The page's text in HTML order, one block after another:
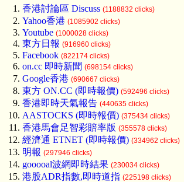
香港討論區 Discuss (1188832 clicks)
Yahoo香港 (1085902 clicks)
Youtube (1000028 clicks)
東方日報 (916960 clicks)
Facebook (822174 clicks)
on.cc 即時新聞 (698154 clicks)
Google香港 (690667 clicks)
東方 ON.CC (即時報價) (592496 clicks)
香港即時天氣報告 (440635 clicks)
AASTOCKS (即時報價) (375434 clicks)
香港馬會足智彩賠率版 (355578 clicks)
經濟通 ETNET (即時報價) (334962 clicks)
明報 (297946 clicks)
gooooal波網即時結果 (230034 clicks)
港股ADR指數,即時道指 (225198 clicks)